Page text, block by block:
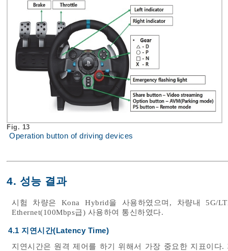
Fig. 13
Operation button of driving devices
4. 성능 결과
시험 차량은 Kona Hybrid을 사용하였으며, 차량내 5G/
Ethernet(100Mbps급) 사용하여 통신하였다.
4.1 지연시간(Latency Time)
지연시간은 원격 제어를 하기 위해서 가장 중요한 지표이다